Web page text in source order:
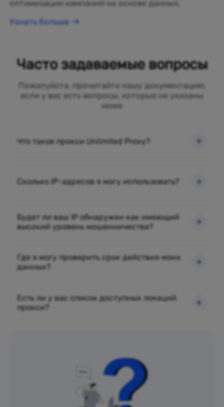
оптимизации кампаний на основе данных.
Узнать больше
Часто задаваемые вопросы
Пожалуйста, прочитайте нашу документацию,
если у вас есть вопросы, которые не указаны
ниже
Что такое прокси Unlimited Proxy?
Сколько IP-адресов я могу использовать?
Будет ли ваш IP обнаружен как имеющий
высокий уровень мошенничества?
Где я могу проверить срок действия моих
данных?
Есть ли у вас список доступных локаций
прокси?